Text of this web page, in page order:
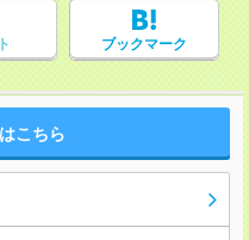
ブックマーク
こちら